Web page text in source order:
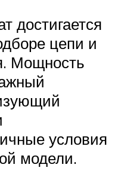
достигается
цепи и
Мощность
условия
модели.